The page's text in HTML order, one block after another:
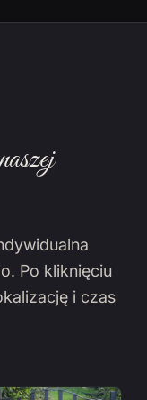
Po kliknięciu
i czas